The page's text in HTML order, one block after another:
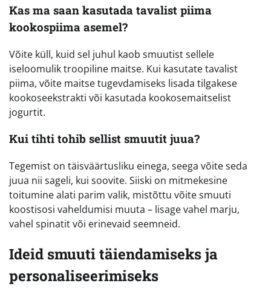
Kas ma saan kasutada tavalist piima
kookospiima asemel?
Võite küll, kuid sel juhul kaob smuutist sellele
iseloomulik troopiline maitse. Kui kasutate tavalist
piima, võite maitse tugevdamiseks lisada tilgakese
kookoseekstrakti või kasutada kookosemaitselist
jogurtit.
Kui tihti tohib sellist smuutit juua?
Tegemist on täisväärtusliku einega, seega võite seda
juua nii sageli, kui soovite. Siiski on mitmekesine
toitumine alati parim valik, mistõttu võite smuuti
koostisosi vaheldumisi muuta – lisage vahel marju,
vahel spinatit või erinevaid seemneid.
Ideid smuuti täiendamiseks ja
personaliseerimiseks